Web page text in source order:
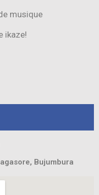
musique
ikaze!
Bujumbura